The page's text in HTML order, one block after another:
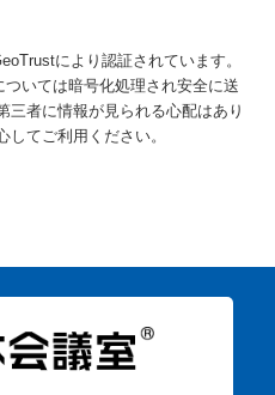
により認証されています。
ついては暗号化処理され安全に送
三者に情報が見られる心配はあり
してご利用ください。